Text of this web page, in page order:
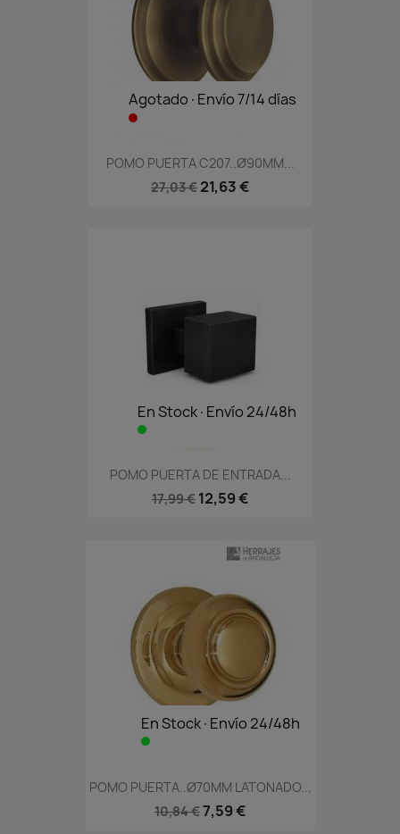
Agotado·Envío 7/14 días
POMO PUERTA C207..Ø90MM...
27,03 € 21,63 €
En Stock·Envío 24/48h
POMO PUERTA DE ENTRADA...
17,99 € 12,59 €
En Stock·Envío 24/48h
POMO PUERTA..Ø70MM LATONADO...
10,84 €7,59 €